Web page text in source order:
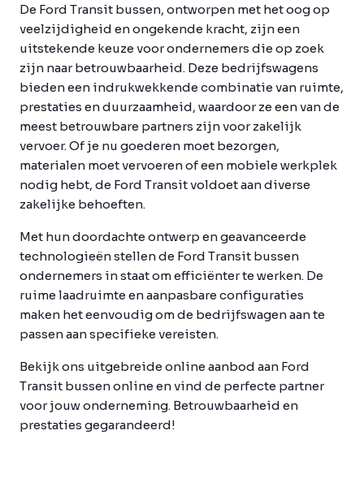
De Ford Transit bussen, ontworpen met het oog op
veelzijdigheid en ongekende kracht, zijn een
uitstekende keuze voor ondernemers die op zoek
zijn naar betrouwbaarheid. Deze bedrijfswagens
bieden een indrukwekkende combinatie van ruimte,
prestaties en duurzaamheid, waardoor ze een van de
meest betrouwbare partners zijn voor zakelijk
vervoer. Of je nu goederen moet bezorgen,
materialen moet vervoeren of een mobiele werkplek
nodig hebt, de Ford Transit voldoet aan diverse
zakelijke behoeften.
Met hun doordachte ontwerp en geavanceerde
technologieën stellen de Ford Transit bussen
ondernemers in staat om efficiënter te werken. De
ruime laadruimte en aanpasbare configuraties
maken het eenvoudig om de bedrijfswagen aan te
passen aan specifieke vereisten.
Bekijk ons uitgebreide online aanbod aan Ford
Transit bussen online en vind de perfecte partner
voor jouw onderneming. Betrouwbaarheid en
prestaties gegarandeerd!